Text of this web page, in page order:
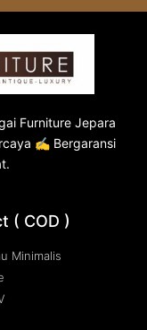
Furniture Jepara
✍ Bergaransi
( COD )
Minimalis